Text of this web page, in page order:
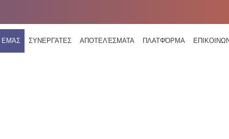
ΕΜΆΣ ΣΥΝΕΡΓΆΤΕΣ ΑΠΟΤΕΛΈΣΜΑΤΑ ΠΛΑΤΦΌΡΜΑ